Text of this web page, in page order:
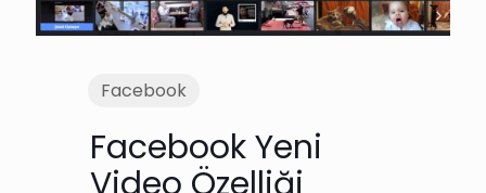
Facebook
Facebook Yeni